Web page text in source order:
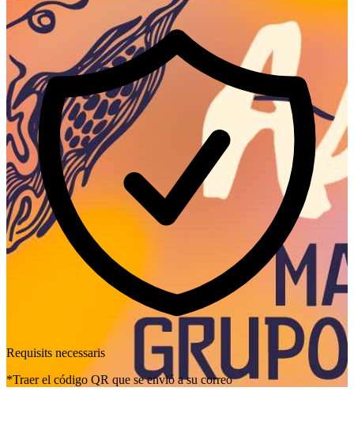
Requisits necessaris
*Traer el código QR que se envió a su correo